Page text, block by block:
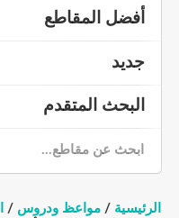
أفضل المقاطع
جديد
البحث المتقدم
الرئيسية / مواعظ ودروس /